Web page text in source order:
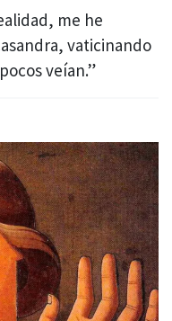
me he
vaticinando
veían.”